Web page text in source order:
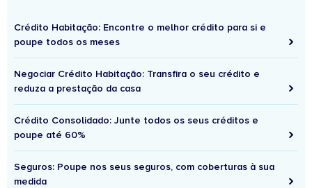
Crédito Habitação: Encontre o melhor crédito para si e
poupe todos os meses
Negociar Crédito Habitação: Transfira o seu crédito e
reduza a prestação da casa
Crédito Consolidado: Junte todos os seus créditos e
poupe até 60%
Seguros: Poupe nos seus seguros, com coberturas à sua
medida